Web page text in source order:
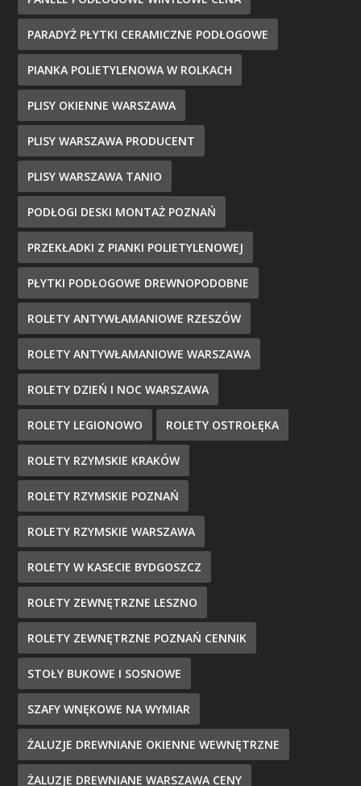
PARADYŻ PŁYTKI CERAMICZNE PODŁOGOWE
PIANKA POLIETYLENOWA W ROLKACH
PLISY OKIENNE WARSZAWA
PLISY WARSZAWA PRODUCENT
PLISY WARSZAWA TANIO
PODŁOGI DESKI MONTAŻ POZNAŃ
PRZEKŁADKI Z PIANKI POLIETYLENOWEJ
PŁYTKI PODŁOGOWE DREWNOPODOBNE
ROLETY ANTYWŁAMANIOWE RZESZÓW
ROLETY ANTYWŁAMANIOWE WARSZAWA
ROLETY DZIEŃ I NOC WARSZAWA
ROLETY LEGIONOWO ROLETY OSTROŁĘKA
ROLETY RZYMSKIE KRAKÓW
ROLETY RZYMSKIE POZNAŃ
ROLETY RZYMSKIE WARSZAWA
ROLETY W KASECIE BYDGOSZCZ
ROLETY ZEWNĘTRZNE LESZNO
ROLETY ZEWNĘTRZNE POZNAŃ CENNIK
STOŁY BUKOWE I SOSNOWE
SZAFY WNĘKOWE NA WYMIAR
ŻALUZJE DREWNIANE OKIENNE WEWNĘTRZNE
ŻALUZJE DREWNIANE WARSZAWA CENY